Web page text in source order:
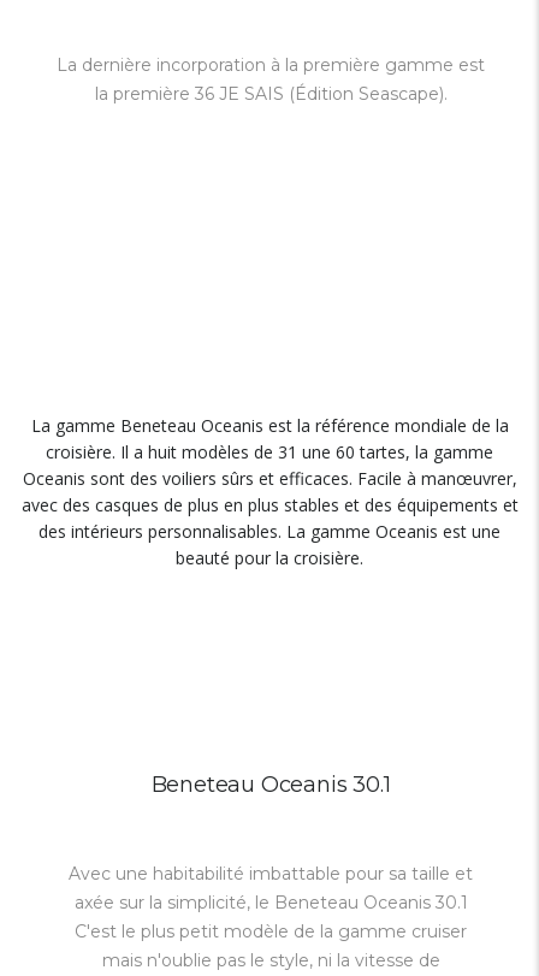
La dernière incorporation à la première gamme est
la première 36 JE SAIS (Édition Seascape).
La gamme Beneteau Oceanis est la référence mondiale de la
croisière. Il a huit modèles de 31 une 60 tartes, la gamme
Oceanis sont des voiliers sûrs et efficaces. Facile à manœuvrer,
avec des casques de plus en plus stables et des équipements et
des intérieurs personnalisables. La gamme Oceanis est une
beauté pour la croisière.
Beneteau Oceanis 30.1
Avec une habitabilité imbattable pour sa taille et
axée sur la simplicité, le Beneteau Oceanis 30.1
C'est le plus petit modèle de la gamme cruiser
mais n'oublie pas le style, ni la vitesse de